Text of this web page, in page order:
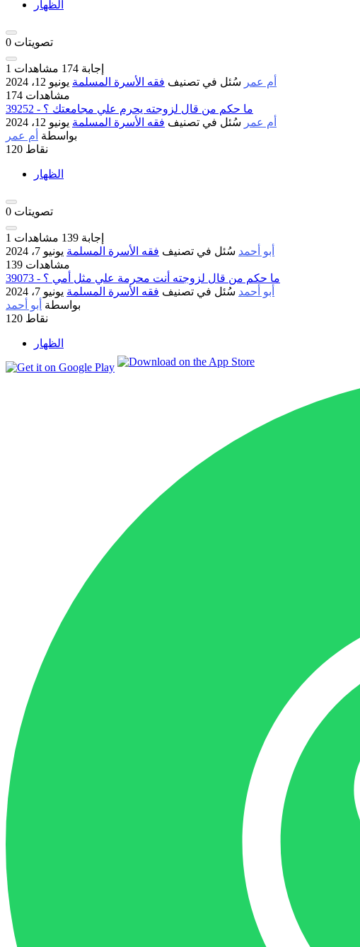
الظهار
0 تصويتات
1 إجابة 174 مشاهدات
أم عمر سُئل في تصنيف فقه الأسرة المسلمة يونيو 12، 2024
174 مشاهدات
39252 - ما حكم من قال لزوجته يحرم علي مجامعتك ؟
أم عمر سُئل في تصنيف فقه الأسرة المسلمة يونيو 12، 2024
بواسطة أم عمر
120 نقاط
الظهار
0 تصويتات
1 إجابة 139 مشاهدات
أبو أحمد سُئل في تصنيف فقه الأسرة المسلمة يونيو 7، 2024
139 مشاهدات
39073 - ما حكم من قال لزوجته أنت محرمة علي مثل أمي ؟
أبو أحمد سُئل في تصنيف فقه الأسرة المسلمة يونيو 7، 2024
بواسطة أبو أحمد
120 نقاط
الظهار